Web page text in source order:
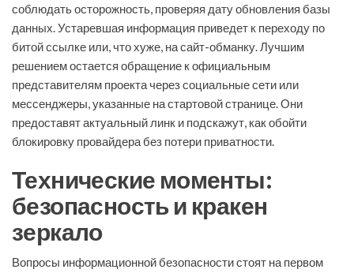
соблюдать осторожность, проверяя дату обновления базы
данных. Устаревшая информация приведет к переходу по
битой ссылке или, что хуже, на сайт-обманку. Лучшим
решением остается обращение к официальным
представителям проекта через социальные сети или
мессенджеры, указанные на стартовой странице. Они
предоставят актуальный линк и подскажут, как обойти
блокировку провайдера без потери приватности.
Технические моменты:
безопасность и кракен
зеркало
Вопросы информационной безопасности стоят на первом